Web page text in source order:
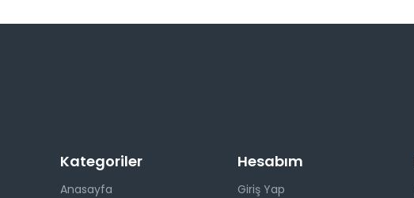
Kategoriler
Anasayfa
Hesabım
Giriş Yap